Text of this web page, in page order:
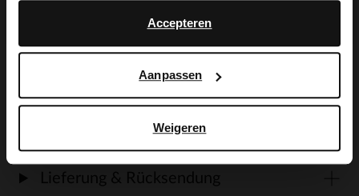
Accepteren
Aanpassen
Weigeren
Lederpflege empfehlen wir das
transparente Veloursleder-/Nubuk-Spray.
Lieferung & Rücksendung